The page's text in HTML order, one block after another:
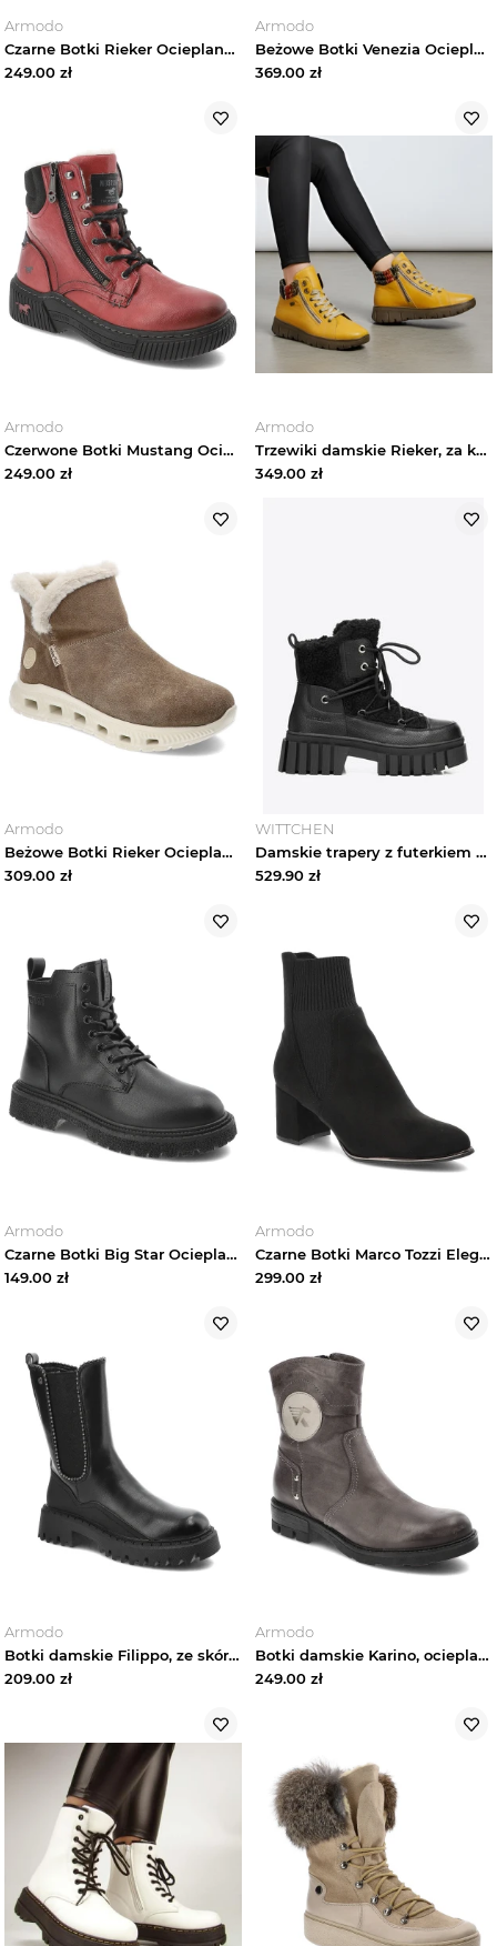
Armodo
Czarne Botki Rieker Ocieplane Obuwie Damskie
249.00 zł
Armodo
Beżowe Botki Venezia Ocieplane Buty Damskie
369.00 zł
Armodo
Czerwone Botki Mustang Ocieplane Stylowe Obuwie Damskie
249.00 zł
Armodo
Trzewiki damskie Rieker, za kostkę na płaskim obcasie i ocieplane futerkiem, żółte, N1305-68
349.00 zł
Armodo
Beżowe Botki Rieker Ocieplane Buty Damskie
309.00 zł
WITTCHEN
Damskie trapery z futerkiem czarne Wittchen
529.90 zł
Armodo
Czarne Botki Big Star Ocieplane Buty Damskie
149.00 zł
Armodo
Czarne Botki Marco Tozzi Eleganckie Skórzane Buty Na Obcasie
299.00 zł
Armodo
Botki damskie Filippo, ze skóry naturalnej z elastycznymi wstawkami po bokach zapinane na suwak zabudowaną cholewką, czarne, DBT4009-22-BK
209.00 zł
Armodo
Botki damskie Karino, ocieplane i zapinane na suwak, szare, 0913-002-M
249.00 zł